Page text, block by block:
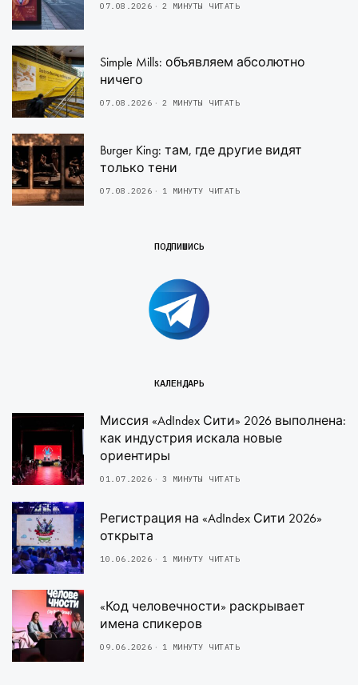
07.08.2026 2 МИНУТЫ ЧИТАТЬ
Simple Mills: объявляем абсолютно
ничего
07.08.2026 2 МИНУТЫ ЧИТАТЬ
Burger King: там, где другие видят
только тени
07.08.2026 1 МИНУТУ ЧИТАТЬ
ПОДПИШИСЬ
КАЛЕНДАРЬ
Миссия «AdIndex Сити» 2026 выполнена:
как индустрия искала новые
ориентиры
01.07.2026 3 МИНУТЫ ЧИТАТЬ
Регистрация на «AdIndex Сити 2026»
открыта
10.06.2026 1 МИНУТУ ЧИТАТЬ
«Код человечности» раскрывает
имена спикеров
09.06.2026 1 МИНУТУ ЧИТАТЬ